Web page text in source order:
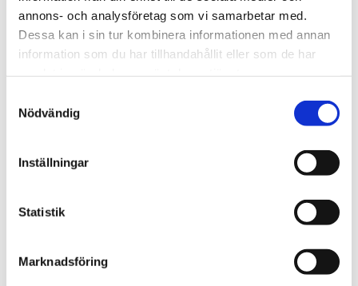
annons- och analysföretag som vi samarbetar med.
Dessa kan i sin tur kombinera informationen med annan
information som du har tillhandahållit eller som de har
Nödvändig
Inställningar
Statistik
Marknadsföring
Ljuspunkter per meter: 60
Effekt per meter (W): 4,8
Färgåtergivning (CRI): >90
Dimbar: JA
CE-Märkt: JA
Mått: 8mm bred
Användning